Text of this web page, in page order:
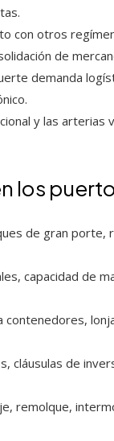
con otros
de
demanda
y las arterias
los
de gran porte,
capacidad de
contenedores,
cláusulas de
remolque,